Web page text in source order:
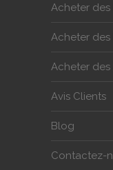
Acheter des
Acheter des
Acheter des
Avis Clients
Blog
Contactez-